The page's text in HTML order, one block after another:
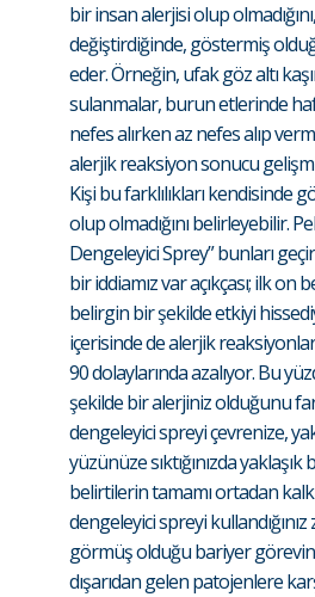
bir insan alerjisi olup
değiştirdiğinde, göstermiş
eder. Örneğin, ufak göz altı
sulanmalar, burun etlerinde
nefes alırken az nefes alıp
alerjik reaksiyon sonucu
Kişi bu farklılıkları kendisinde
olup olmadığını belirleyebilir.
Dengeleyici Sprey” bunları
bir iddiamız var açıkçası; ilk on
belirgin bir şekilde etkiyi
içerisinde de alerjik
90 dolaylarında azalıyor. Bu
şekilde bir alerjiniz olduğunu
dengeleyici spreyi çevrenize,
yüzünüze sıktığınızda
belirtilerin tamamı ortadan
dengeleyici spreyi
görmüş olduğu bariyer
dışarıdan gelen patojenlere